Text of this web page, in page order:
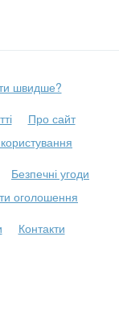
швидше?
Про сайт
Безпечні угоди
оголошення
Контакти